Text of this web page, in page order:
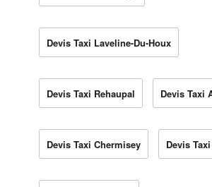
Devis Taxi Laveline-Du-Houx
Devis Taxi Rehaupal Devis Taxi
Devis Taxi Chermisey Devis